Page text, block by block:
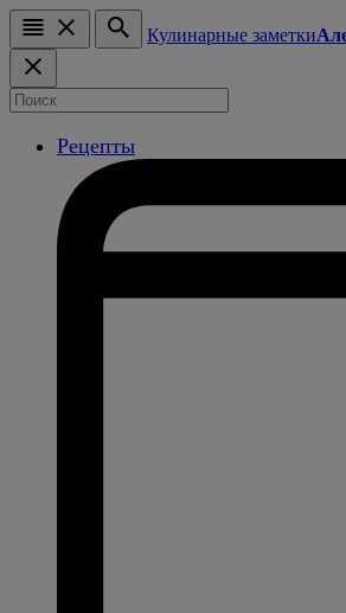
Кулинарные заметки
Рецепты